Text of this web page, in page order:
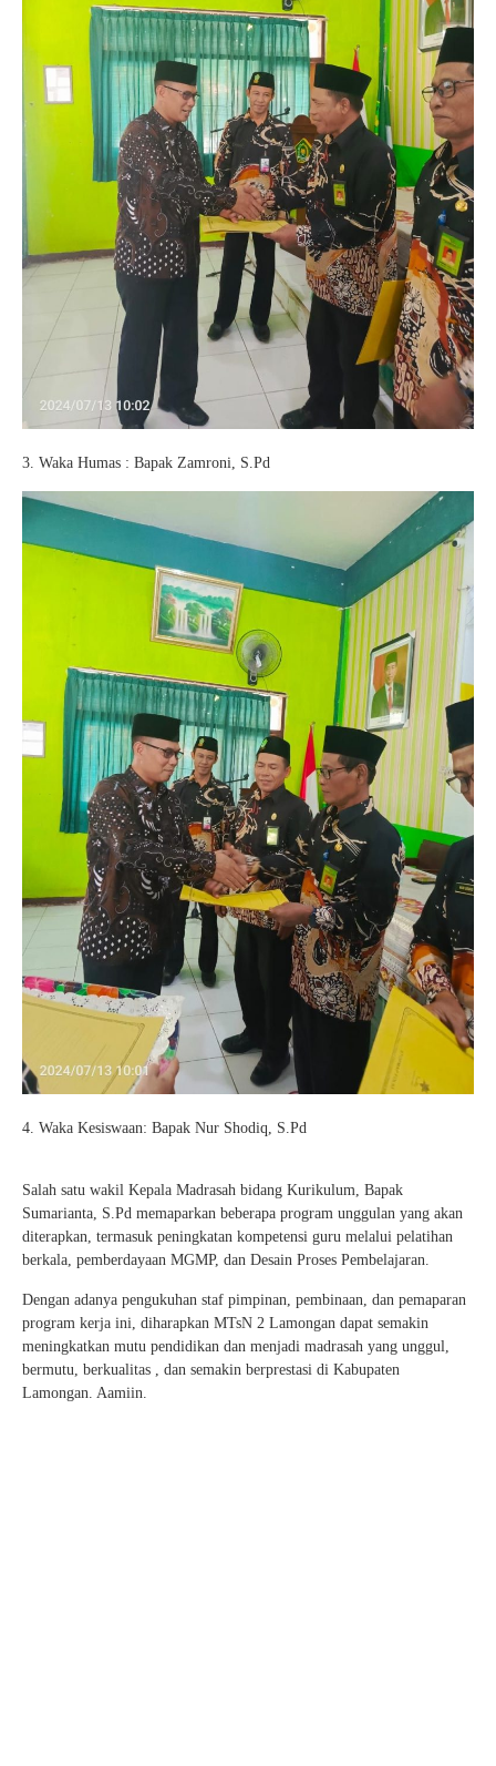
3. Waka Humas : Bapak Zamroni, S.Pd
4. Waka Kesiswaan: Bapak Nur Shodiq, S.Pd
Salah satu wakil Kepala Madrasah bidang Kurikulum, Bapak
Sumarianta, S.Pd memaparkan beberapa program unggulan yang akan
diterapkan, termasuk peningkatan kompetensi guru melalui pelatihan
berkala, pemberdayaan MGMP, dan Desain Proses Pembelajaran.
Dengan adanya pengukuhan staf pimpinan, pembinaan, dan pemaparan
program kerja ini, diharapkan MTsN 2 Lamongan dapat semakin
meningkatkan mutu pendidikan dan menjadi madrasah yang unggul,
bermutu, berkualitas , dan semakin berprestasi di Kabupaten
Lamongan. Aamiin.